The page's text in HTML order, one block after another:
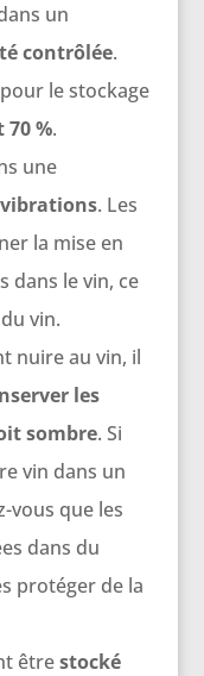
un
contrôlée.
le stockage
70 %.
une
. Les
la mise en
dans le vin, ce
vin.
nuire au vin, il
les
sombre. Si
vin dans un
vous que les
dans du
protéger de la
êtrestocké